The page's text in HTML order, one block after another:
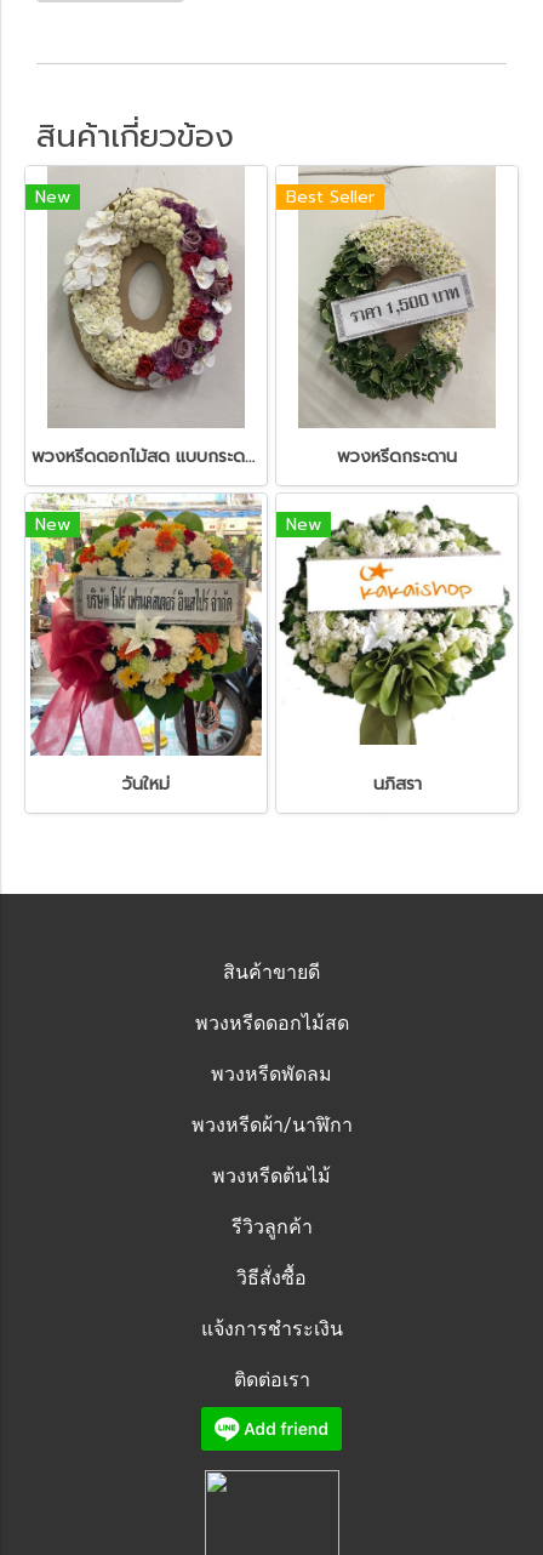
สินค้าเกี่ยวข้อง
New
พวงหรีดดอกไม้สด แบบกระดาน
Best Seller
พวงหรีดกระดาน
New
วันใหม่
New
นภิสรา
สินค้าขายดี
พวงหรีดดอกไม้สด
พวงหรีดพัดลม
พวงหรีดผ้า/นาฬิกา
พวงหรีดต้นไม้
รีวิวลูกค้า
วิธีสั่งซื้อ
แจ้งการชำระเงิน
ติดต่อเรา